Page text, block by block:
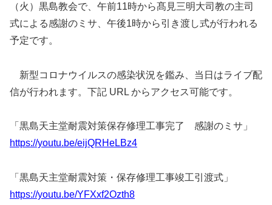
（火）黒島教会で、午前11時から髙見三明大司教の主司
式による感謝のミサ、午後1時から引き渡し式が行われる
予定です。
新型コロナウイルスの感染状況を鑑み、当日はライブ配
信が行われます。下記 URL からアクセス可能です。
「黒島天主堂耐震対策保存修理工事完了 感謝のミサ」
https://youtu.be/eijQRHeLBz4
「黒島天主堂耐震対策・保存修理工事竣工引渡式」
https://youtu.be/YFXxf2Ozth8